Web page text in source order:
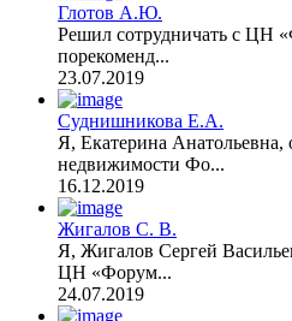
Глотов А.Ю.
Решил сотрудничать с ЦН
порекоменд...
23.07.2019
Суднишникова Е.А.
Я, Екатерина Анатольевна,
недвижимости Фо...
16.12.2019
Жигалов С. В.
Я, Жигалов Сергей
ЦН «Форум...
24.07.2019